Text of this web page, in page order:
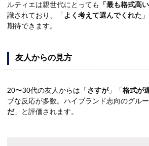
ルティエは親世代にとっても
「最も格式高
識されており、「よく考えて選んでくれた
期待できます。
友人からの見方
20〜30代の友人からは「さすが」「格式が
ブな反応が多数。ハイブランド志向のグル
だ」と評価されます。